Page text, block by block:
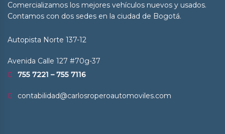
Comercializamos los mejores vehículos nuevos y usados.
Contamos con dos sedes en la ciudad de Bogotá.
Autopista Norte 137-12
Avenida Calle 127 #70g-37
755 7221 – 755 7116
contabilidad@carlosroperoautomoviles.com